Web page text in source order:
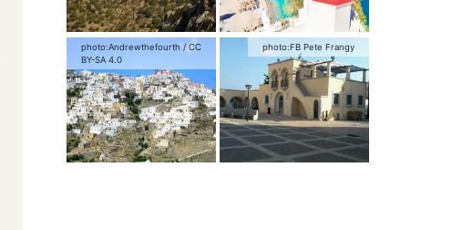
photo:Andrewthefourth /CC
BY-SA 4.0
photo:FB Pete Frangy